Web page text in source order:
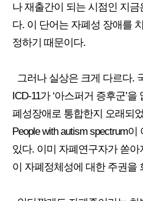
나 재출간이 되는 시점인 지
다. 이 단어는 자폐성 장애를
정하기 때문이다.
그러나 실상은 크게 다르다.
ICD-11가 ‘아스퍼거 증후군’
폐성장애로 통합한지 오래되
People with autism spectrum
있다. 이미 자폐연구자가 쏟
이 자폐정체성에 대한 주권을